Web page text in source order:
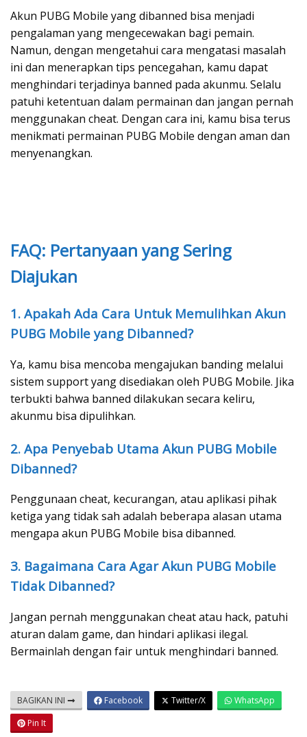
Akun PUBG Mobile yang dibanned bisa menjadi
pengalaman yang mengecewakan bagi pemain.
Namun, dengan mengetahui cara mengatasi masalah
ini dan menerapkan tips pencegahan, kamu dapat
menghindari terjadinya banned pada akunmu. Selalu
patuhi ketentuan dalam permainan dan jangan pernah
menggunakan cheat. Dengan cara ini, kamu bisa terus
menikmati permainan PUBG Mobile dengan aman dan
menyenangkan.
FAQ: Pertanyaan yang Sering
Diajukan
1. Apakah Ada Cara Untuk Memulihkan Akun
PUBG Mobile yang Dibanned?
Ya, kamu bisa mencoba mengajukan banding melalui
sistem support yang disediakan oleh PUBG Mobile. Jika
terbukti bahwa banned dilakukan secara keliru,
akunmu bisa dipulihkan.
2. Apa Penyebab Utama Akun PUBG Mobile
Dibanned?
Penggunaan cheat, kecurangan, atau aplikasi pihak
ketiga yang tidak sah adalah beberapa alasan utama
mengapa akun PUBG Mobile bisa dibanned.
3. Bagaimana Cara Agar Akun PUBG Mobile
Tidak Dibanned?
Jangan pernah menggunakan cheat atau hack, patuhi
aturan dalam game, dan hindari aplikasi ilegal.
Bermainlah dengan fair untuk menghindari banned.
BAGIKAN INI Facebook Twitter/X
WhatsApp
Pin It